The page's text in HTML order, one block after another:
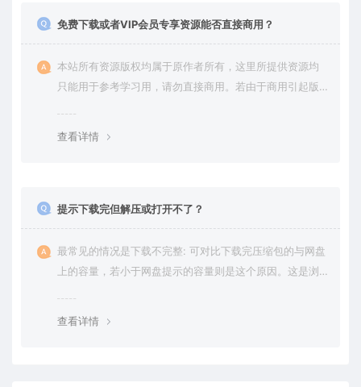
免费下载或者VIP会员专享资源能否直接商用？
本站所有资源版权均属于原作者所有，这里所提供资源均
只能用于参考学习用，请勿直接商用。若由于商用引起版
查看详情
提示下载完但解压或打开不了？
最常见的情况是下载不完整: 可对比下载完压缩包的与网盘
上的容量，若小于网盘提示的容量则是这个原因。这是浏
查看详情